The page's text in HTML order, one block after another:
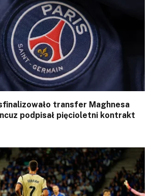
transfer Maghnesa
podpisał pięcioletni kontrakt